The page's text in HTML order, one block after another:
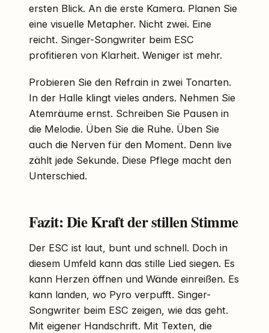
ersten Blick. An die erste Kamera. Planen Sie
eine visuelle Metapher. Nicht zwei. Eine
reicht. Singer-Songwriter beim ESC
profitieren von Klarheit. Weniger ist mehr.
Probieren Sie den Refrain in zwei Tonarten.
In der Halle klingt vieles anders. Nehmen Sie
Atemräume ernst. Schreiben Sie Pausen in
die Melodie. Üben Sie die Ruhe. Üben Sie
auch die Nerven für den Moment. Denn live
zählt jede Sekunde. Diese Pflege macht den
Unterschied.
Fazit: Die Kraft der stillen Stimme
Der ESC ist laut, bunt und schnell. Doch in
diesem Umfeld kann das stille Lied siegen. Es
kann Herzen öffnen und Wände einreißen. Es
kann landen, wo Pyro verpufft. Singer-
Songwriter beim ESC zeigen, wie das geht.
Mit eigener Handschrift. Mit Texten, die